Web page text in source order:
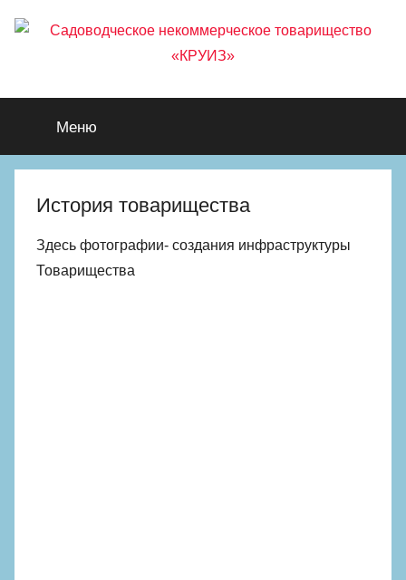
Садоводческое
некоммерческое
товарищество
«КРУИЗ»
поселение
Мосрентген
Меню
История товарищества
Здесь фотографии- создания инфраструктуры
Товарищества